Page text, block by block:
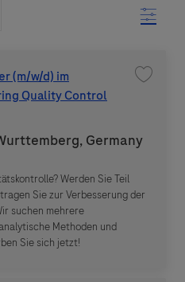
Filter
(m/w/d) im
Quality Control
Germany
Werden Sie Teil
Sie zur Verbesserung der
suchen mehrere
Methoden und
Sie sich jetzt!
Save